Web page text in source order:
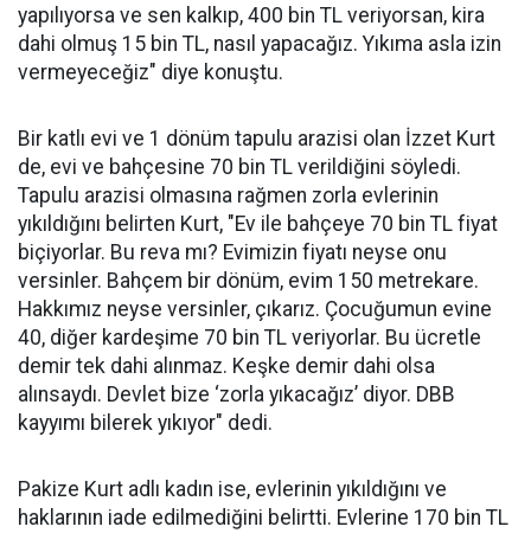
yapılıyorsa ve sen kalkıp, 400 bin TL veriyorsan, kira
dahi olmuş 15 bin TL, nasıl yapacağız. Yıkıma asla izin
vermeyeceğiz" diye konuştu.
Bir katlı evi ve 1 dönüm tapulu arazisi olan İzzet Kurt
de, evi ve bahçesine 70 bin TL verildiğini söyledi.
Tapulu arazisi olmasına rağmen zorla evlerinin
yıkıldığını belirten Kurt, "Ev ile bahçeye 70 bin TL fiyat
biçiyorlar. Bu reva mı? Evimizin fiyatı neyse onu
versinler. Bahçem bir dönüm, evim 150 metrekare.
Hakkımız neyse versinler, çıkarız. Çocuğumun evine
40, diğer kardeşime 70 bin TL veriyorlar. Bu ücretle
demir tek dahi alınmaz. Keşke demir dahi olsa
alınsaydı. Devlet bize ‘zorla yıkacağız’ diyor. DBB
kayyımı bilerek yıkıyor" dedi.
Pakize Kurt adlı kadın ise, evlerinin yıkıldığını ve
haklarının iade edilmediğini belirtti. Evlerine 170 bin TL